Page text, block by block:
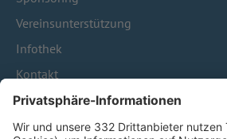
Vereinsunterstützung
Infothek
Kontakt
HÄUFIG BESUCHTE SEITEN